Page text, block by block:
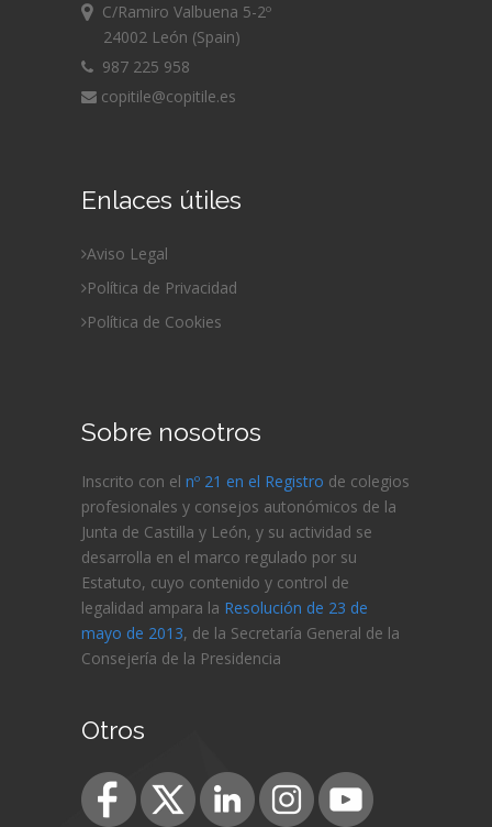
C/Ramiro Valbuena 5-2º
24002 León (Spain)
987 225 958
copitile@copitile.es
Enlaces útiles
Aviso Legal
Política de Privacidad
Política de Cookies
Sobre nosotros
Inscrito con el nº 21 en el Registro de colegios
profesionales y consejos autonómicos de la
Junta de Castilla y León, y su actividad se
desarrolla en el marco regulado por su
Estatuto, cuyo contenido y control de
legalidad ampara la Resolución de 23 de
mayo de 2013, de la Secretaría General de la
Consejería de la Presidencia
Otros